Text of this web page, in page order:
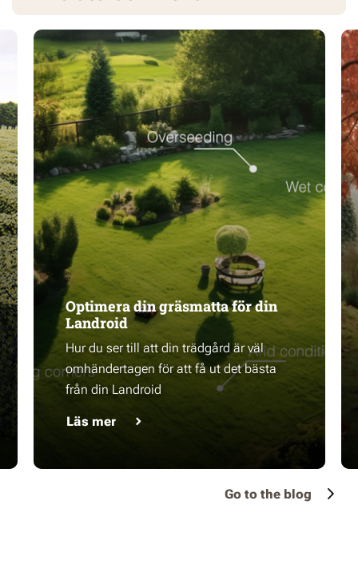
Optimera din gräsmatta för din
Landroid
Hur du ser till att din trädgård är väl
omhändertagen för att få ut det bästa
från din Landroid
Läs mer
Go to the blog